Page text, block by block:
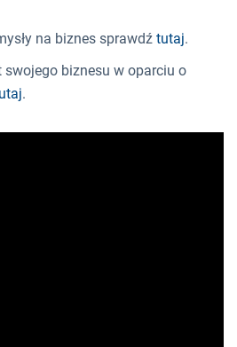
na biznes sprawdź tutaj.
biznesu w oparciu o
.